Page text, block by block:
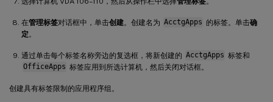
在管理标签对话框中，单击创建。创建名为 AcctgApps 的标签。单击确
定 。
通过单击每个标签名称旁边的复选框，将新创建的 AcctgApps 标签和
OfficeApps 标签应用到所选计算机，然后关闭对话框。
创建具有标签限制的应用程序组。